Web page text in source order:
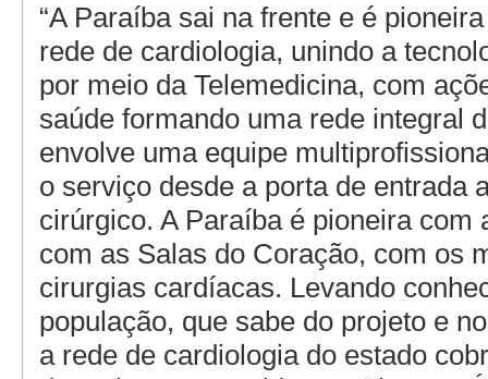
“A Paraíba sai na frente e é
rede de cardiologia, unindo a
por meio da Telemedicina, com
saúde formando uma rede integral
envolve uma equipe
o serviço desde a porta de entrada
cirúrgico. A Paraíba é pioneira com
com as Salas do Coração, com os
cirurgias cardíacas. Levando
população, que sabe do projeto e
a rede de cardiologia do estado